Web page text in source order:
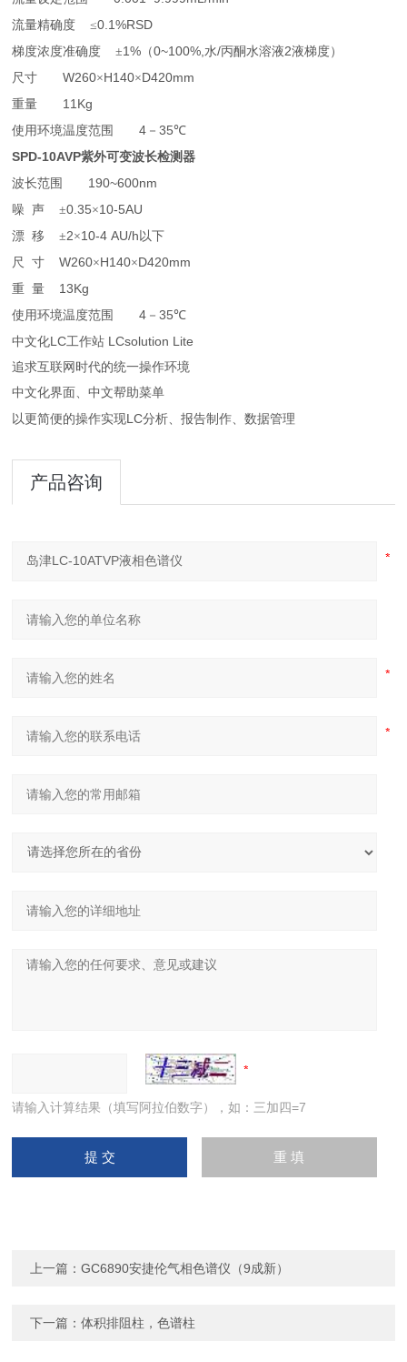
流量精确度 ≤0.1%RSD
梯度浓度准确度 ±1%（0~100%, 水/丙酮水溶液2液梯度）
尺寸 W260×H140×D420mm
重量 11Kg
使用环境温度范围 4 －35℃
SPD-10AVP紫外可变波长检测器
波长范围
190~600nm
噪 声 ±0.35×10-5AU
漂 移 ±2×10-4 AU/h 以下
尺
寸 W260×H140×D420mm
重 量 13Kg
使用环境温度范围 4 －35℃
中文化LC工作站 LCsolution Lite
追求互联网时代的统一操作环境
中文化界面、中文帮助菜单
以更简便的操作实现LC分析、报告制作、数据管理
产品咨询
请输入计算结果（填写阿拉伯数字），如：三加四=7
上一篇：GC6890安捷伦气相色谱仪（9成新）
下一篇：体积排阻柱，色谱柱